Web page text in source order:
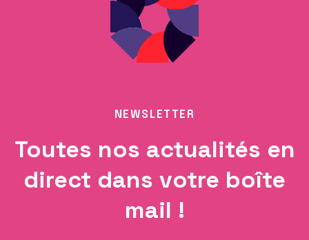
NEWSLETTER
Toutes nos actualités en
direct dans votre boîte
mail !